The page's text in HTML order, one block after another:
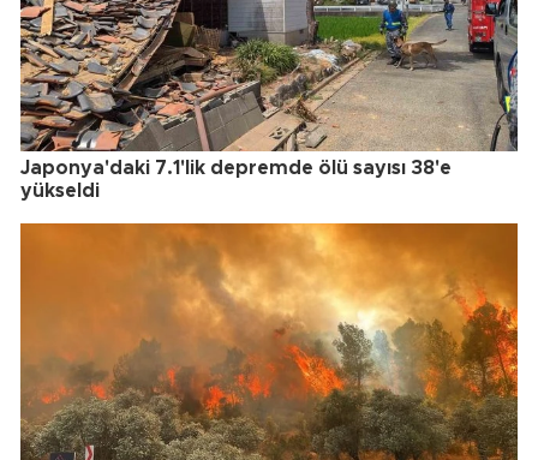
Japonya'daki 7.1'lik depremde ölü sayısı 38'e
yükseldi